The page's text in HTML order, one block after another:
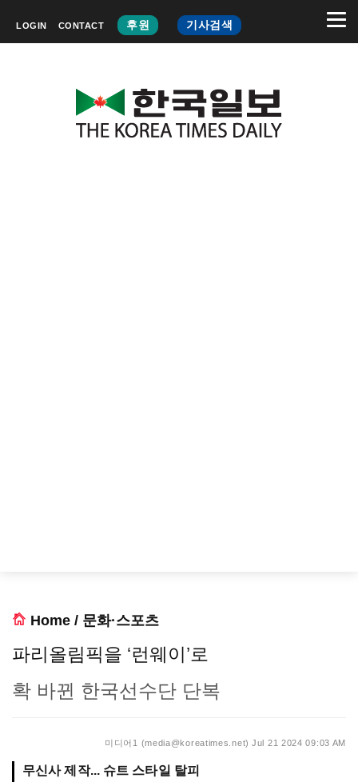
LOGIN CONTACT 후원 기사검색
Home / 문화·스포츠
파리올림픽을 ‘런웨이’로
확 바뀐 한국선수단 단복
미디어1 (media@koreatimes.net) Jul 21 2024 09:03 AM
무신사 제작... 슈트 스타일 탈피